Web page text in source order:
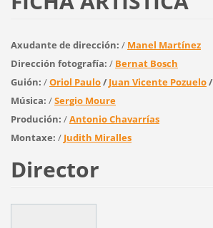
Axudante de dirección: / Manel Martínez
Dirección fotografía: / Bernat Bosch
Guión: /Oriol Paulo/ Juan Vicente Pozuelo/
Música: /Sergio Moure
Produción: /Antonio Chavarrías
Montaxe: / Judith Miralles
Director